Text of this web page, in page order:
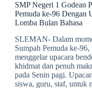
SMP Negeri 1 Godean
Pemuda ke-96 Dengan
Lomba Bulan Bahasa
SLEMAN- Dalam
Sumpah Pemuda ke-
menggelar upacara
khidmat dan penuh
pada Senin pagi.
siswa, guru, staf, untuk